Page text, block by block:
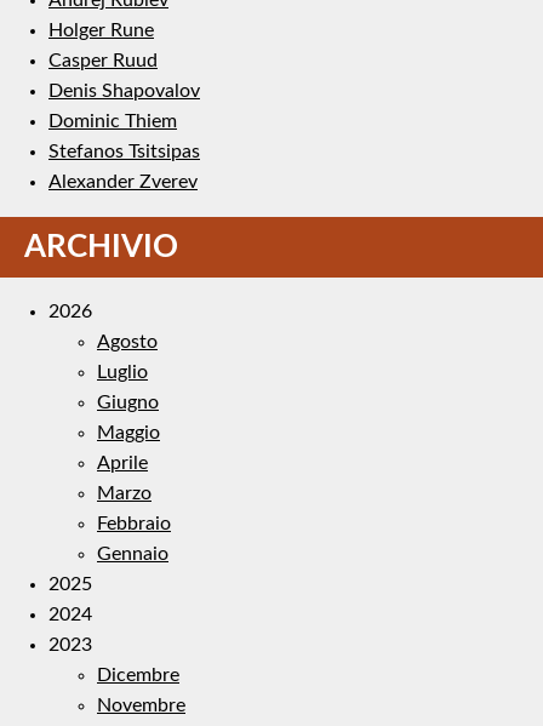
Holger Rune
Casper Ruud
Denis Shapovalov
Dominic Thiem
Stefanos Tsitsipas
Alexander Zverev
ARCHIVIO
2026
Agosto
Luglio
Giugno
Maggio
Aprile
Marzo
Febbraio
Gennaio
2025
2024
2023
Dicembre
Novembre